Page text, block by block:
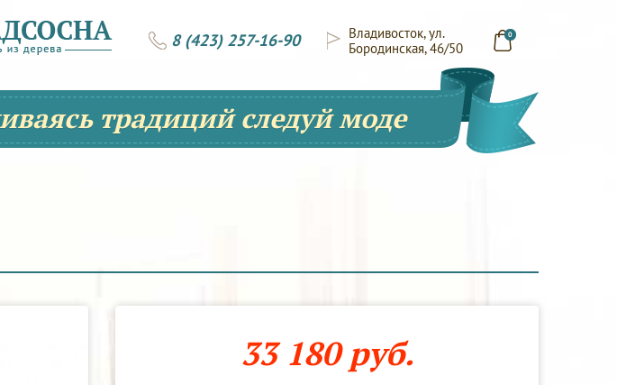
0
Владивосток, ул.
Бородинская, 46/50
8 (423) 257-16-90
традиций следуй моде
33 180 руб.